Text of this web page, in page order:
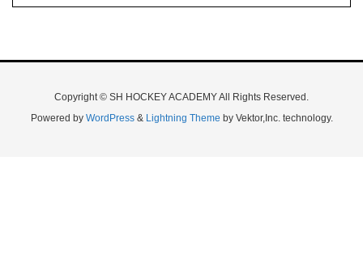
Copyright © SH HOCKEY ACADEMY All Rights Reserved.
Powered by WordPress& Lightning Theme by Vektor,Inc. technology.